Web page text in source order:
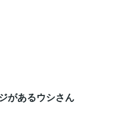
があるウシさん